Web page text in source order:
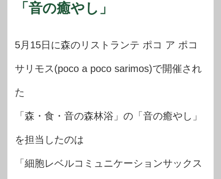
「音の癒やし」
5月15日に森のリストランテ ポコ ア ポコ
サリモス(poco a poco sarimos)で開催され
た
「森・食・音の森林浴」の「音の癒やし」
を担当したのは
「細胞レベルコミュニケーションサックス